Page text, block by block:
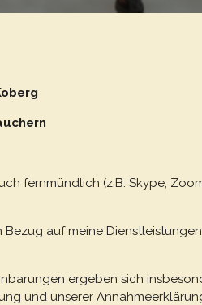
fernmündlich (z.B. Skype,
auf meine
ergeben sich
und unserer